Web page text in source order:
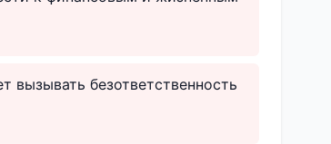
безответственность